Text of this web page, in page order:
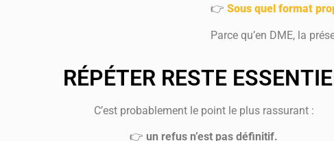
👉 Sous quel format
Parce qu’en DME, la
RÉPÉTER RESTE
C’est probablement le point le plus rassurant :
👉 un refus n’est pas définitif.